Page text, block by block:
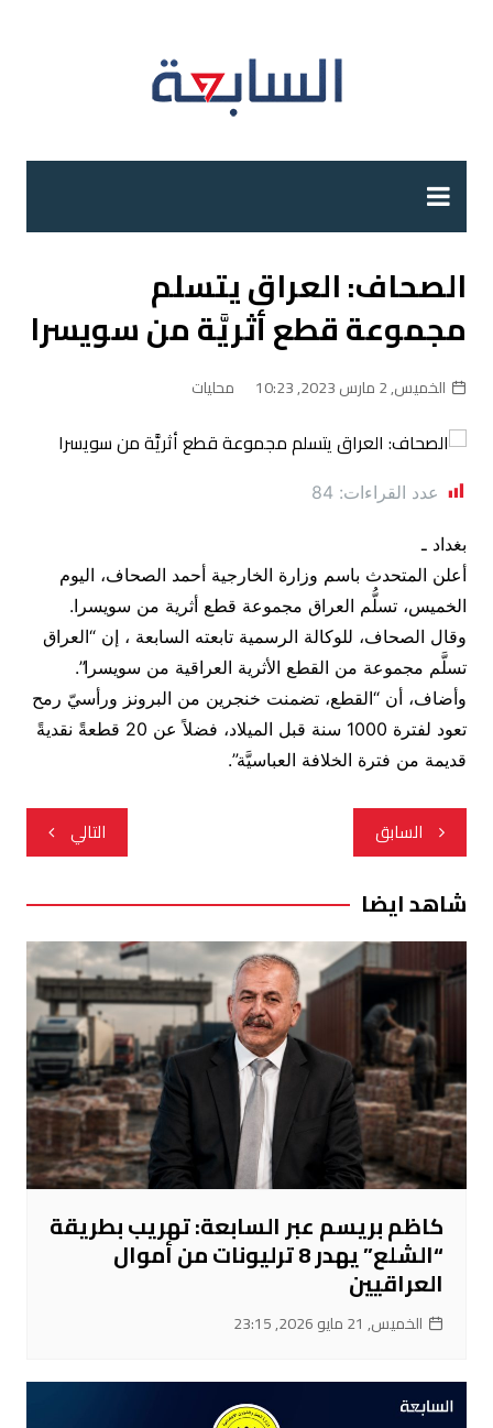
الصحاف: العراق يتسلم
مجموعة قطع أثريَّة من سويسرا
الخميس, 2 مارس 2023, 10:23 محليات
عدد القراءات: 84
بغداد ـ
أعلن المتحدث باسم وزارة الخارجية أحمد الصحاف، اليوم
الخميس، تسلُّم العراق مجموعة قطع أثرية من سويسرا.
وقال الصحاف، للوكالة الرسمية تابعته السابعة ، إن “العراق
تسلَّم مجموعة من القطع الأثرية العراقية من سويسرا”.
وأضاف، أن “القطع، تضمنت خنجرين من البرونز ورأسيّ رمح
تعود لفترة 1000 سنة قبل الميلاد، فضلاً عن 20 قطعةً نقديةً
قديمة من فترة الخلافة العباسيَّة”.
تصفّح
المقالات
السابق التالي
شاهد ايضا
كاظم بريسم عبر السابعة: تهريب بطريقة
“الشلع” يهدر 8 ترليونات من أموال
العراقيين
الخميس, 21 مايو 2026, 23:15